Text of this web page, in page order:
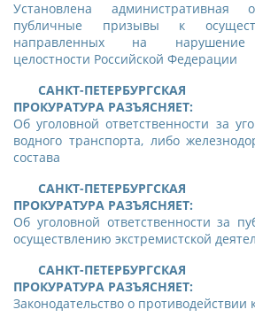
Установлена административная
публичные призывы к
направленных на нарушение
целостности Российской Федерации
САНКТ-ПЕТЕРБУРГСКАЯ
ПРОКУРАТУРА РАЗЪЯСНЯЕТ:
Об уголовной ответственности за
водного транспорта, либо
состава
САНКТ-ПЕТЕРБУРГСКАЯ
ПРОКУРАТУРА РАЗЪЯСНЯЕТ:
Об уголовной ответственности за
осуществлению экстремистской
САНКТ-ПЕТЕРБУРГСКАЯ
ПРОКУРАТУРА РАЗЪЯСНЯЕТ:
Законодательство о противодействии